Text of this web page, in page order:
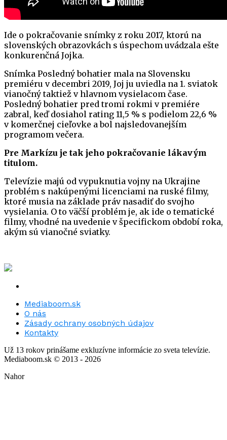
Ide o pokračovanie snímky z roku 2017, ktorú na
slovenských obrazovkách s úspechom uvádzala ešte
konkurenčná Jojka.
Snímka Posledný bohatier mala na Slovensku
premiéru v decembri 2019, Joj ju uviedla na 1. sviatok
vianočný taktiež v hlavnom vysielacom čase.
Posledný bohatier pred tromi rokmi v premiére
zabral, keď dosiahol rating 11,5 % s podielom 22,6 %
v komerčnej cieľovke a bol najsledovanejším
programom večera.
Pre Markízu je tak jeho pokračovanie lákavým
titulom.
Televízie majú od vypuknutia vojny na Ukrajine
problém s nakúpenými licenciami na ruské filmy,
ktoré musia na základe práv nasadiť do svojho
vysielania. O to väčší problém je, ak ide o tematické
filmy, vhodné na uvedenie v špecifickom období roka,
akým sú vianočné sviatky.
Mediaboom.sk
O nás
Zásady ochrany osobných údajov
Kontakty
Už 13 rokov prinášame exkluzívne informácie zo sveta televízie.
Mediaboom.sk © 2013 - 2026
Nahor